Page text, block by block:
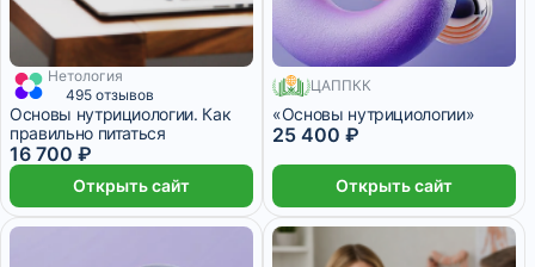
1 550 ₽/мес 1 месяц
Нетология
495 отзывов
Основы нутрициологии. Как
правильно питаться
16 700 ₽
Открыть сайт
246 месяцев
ЦАППКК
«Основы нутрициологии»
25 400 ₽
Открыть сайт